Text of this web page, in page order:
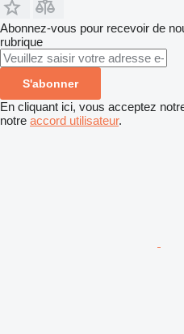
Abonnez-vous pour recevoir de
rubrique
S'abonner
En cliquant ici, vous acceptez
notre accord utilisateur.